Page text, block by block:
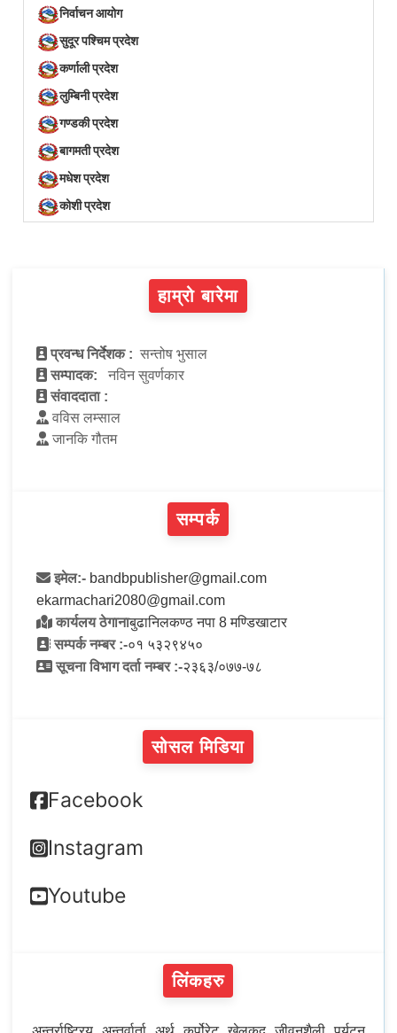
निर्वाचन आयोग
सुदूर पश्चिम प्रदेश
कर्णाली प्रदेश
लुम्बिनी प्रदेश
गण्डकी प्रदेश
बागमती प्रदेश
मधेश प्रदेश
कोशी प्रदेश
हाम्रो बारेमा
प्रवन्ध निर्देशक : सन्तोष भुसाल
सम्पादक:
नविन सुवर्णकार
संवाददाता :
वविस लम्साल
जानकि गौतम
सम्पर्क
इमेल:- bandbpublisher@gmail.com
ekarmachari2080@gmail.com
कार्यलय ठेगानाबुढानिलकण्ठ नपा 8 मण्डिखाटार
सम्पर्क नम्बर :-०१ ५३२९४५०
सूचना विभाग दर्ता नम्बर :-२३६३/०७७-७८
सोसल मिडिया
Facebook
Instagram
Youtube
लिंकहरु